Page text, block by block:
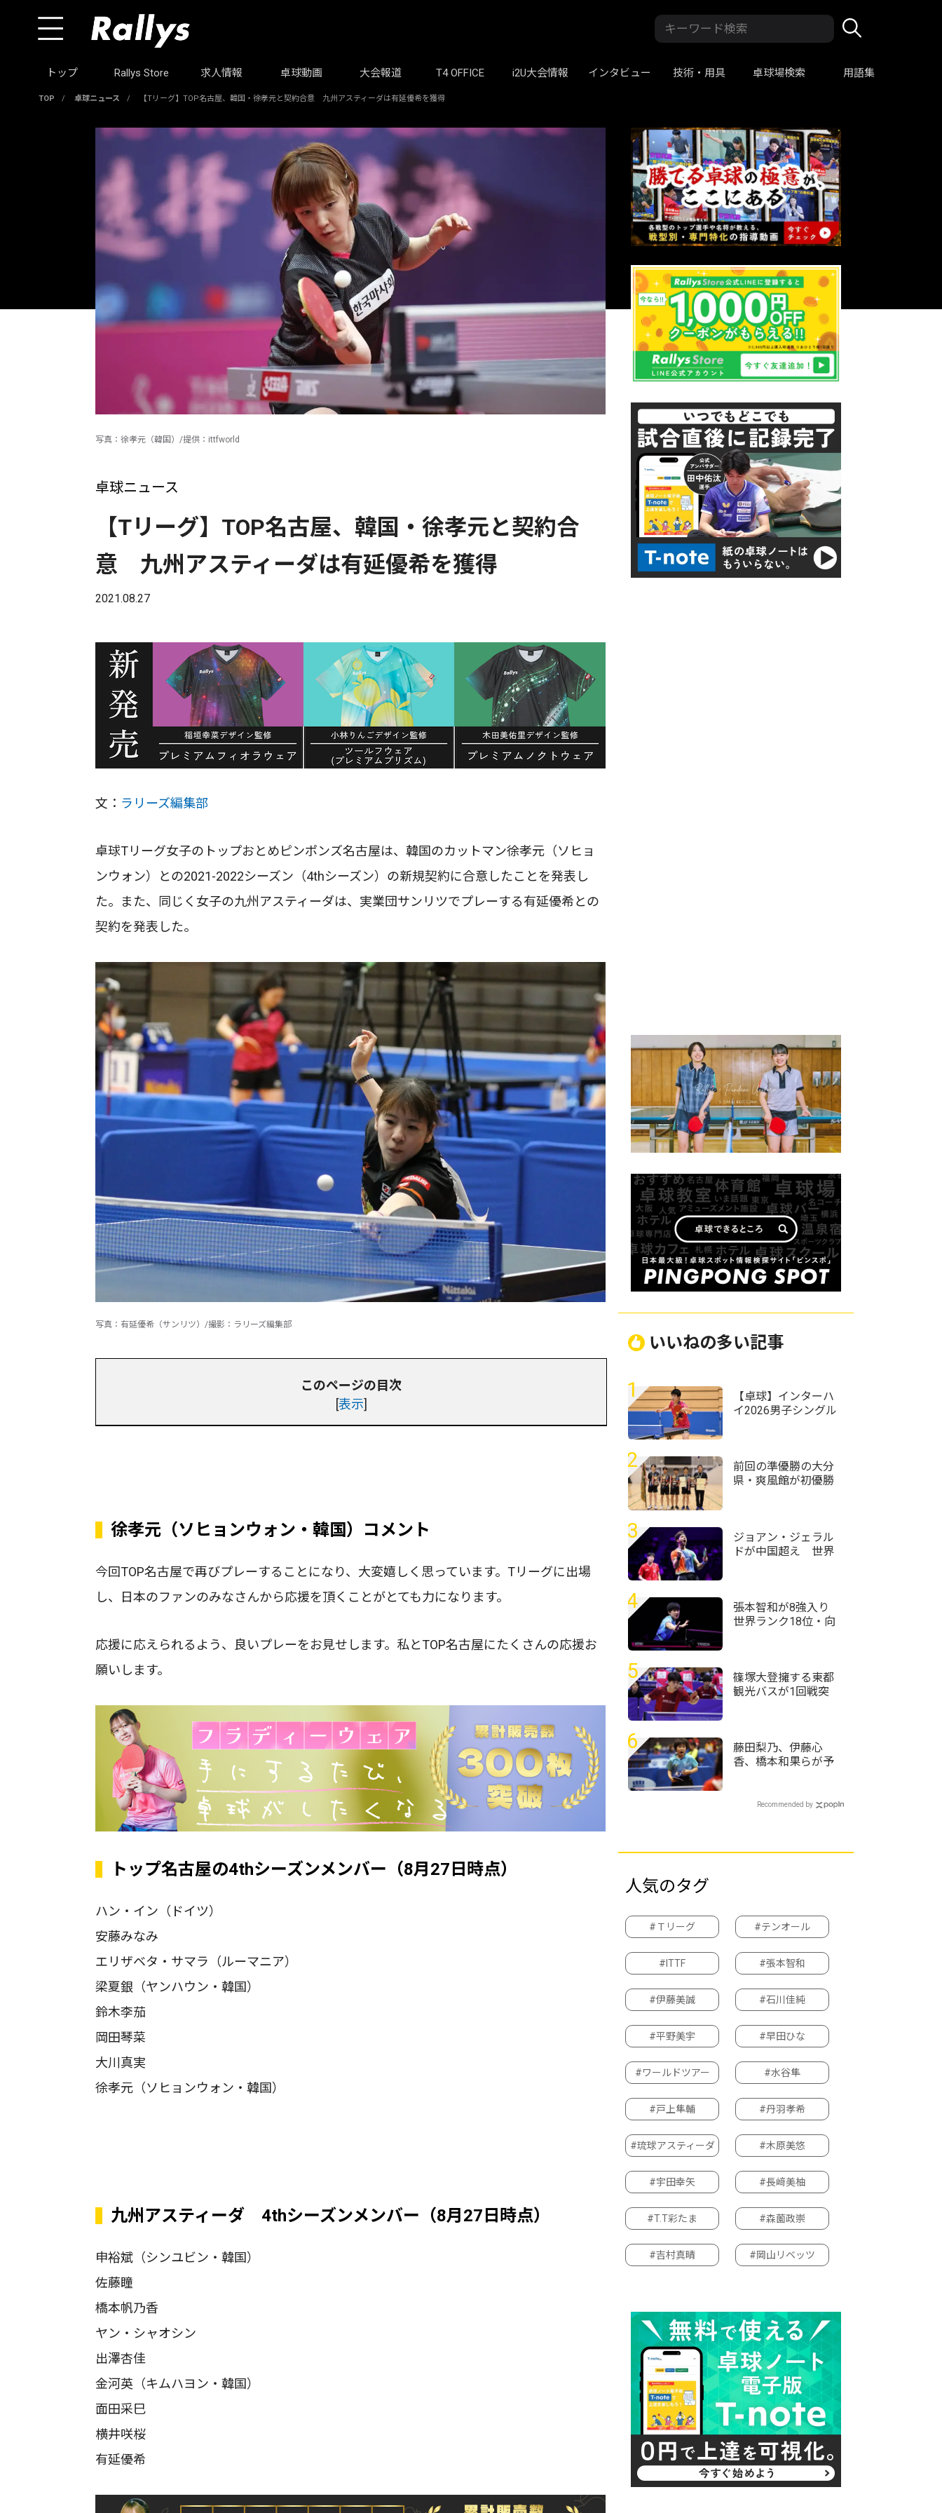
トップ Rallys Store 求人情報 卓球動画 大会報道 T4 OFFICE i2U大会情報 インタビュー 技術・用具 卓球場検索 用語集
TOP / 卓球ニュース / 【Tリーグ】TOP名古屋、韓国・徐孝元と契約合意 九州アスティーダは有延優希を獲得
写真：徐孝元（韓国）/提供：ittfworld
卓球ニュース
【Tリーグ】TOP名古屋、韓国・徐孝元と契約合
意 九州アスティーダは有延優希を獲得
2021.08.27
文： ラリーズ編集部
卓球Tリーグ女子のトップおとめピンポンズ名古屋は、韓国のカットマン徐孝元（ソヒョ
ンウォン）との2021-2022シーズン（4thシーズン）の新規契約に合意したことを発表し
た。また、同じく女子の九州アスティーダは、実業団サンリツでプレーする有延優希との
契約を発表した。
写真：有延優希（サンリツ）/撮影：ラリーズ編集部
このページの目次
[表示]
徐孝元（ソヒョンウォン・韓国）コメント
今回TOP名古屋で再びプレーすることになり、大変嬉しく思っています。Tリーグに出場
し、日本のファンのみなさんから応援を頂くことがとても力になります。
応援に応えられるよう、良いプレーをお見せします。私とTOP名古屋にたくさんの応援お
願いします。
トップ名古屋の4thシーズンメンバー（8月27日時点）
ハン・イン（ドイツ）
安藤みなみ
エリザベタ・サマラ（ルーマニア）
梁夏銀（ヤンハウン・韓国）
鈴木李茄
岡田琴菜
大川真実
徐孝元（ソヒョンウォン・韓国）
九州アスティーダ 4thシーズンメンバー（8月27日時点）
申裕斌（シンユビン・韓国）
佐藤瞳
橋本帆乃香
ヤン・シャオシン
出澤杏佳
金河英（キムハヨン・韓国）
面田采巳
横井咲桜
有延優希
いいねの多い記事
1
【卓球】インターハ
イ2026男子シングル
ードに
2
前回の準優勝の大分
県・爽風館が初優勝
3
ジョアン・ジェラル
ドが中国超え 世界
2026＞
4
張本智和が8強入り
世界ランク18位・向
5
篠塚大登擁する東都
観光バスが1回戦突
団卓球選手権大会＞
6
藤田梨乃、伊藤心
香、橋本和果らが予
2026・バンビ女子予
Recommended by
人気のタグ
#Ｔリーグ #テンオール
#ITTF #張本智和
#伊藤美誠 #石川佳純
#平野美宇 #早田ひな
#ワールドツアー #水谷隼
#戸上隼輔 #丹羽孝希
#琉球アスティーダ #木原美悠
#宇田幸矢 #長﨑美柚
#T.T彩たま #森薗政崇
#吉村真晴 #岡山リベッツ